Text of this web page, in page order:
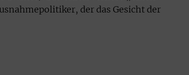
der das Gesicht der